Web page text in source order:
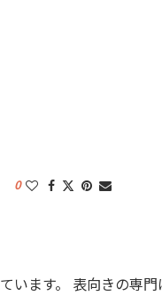
0
います。 表向きの専